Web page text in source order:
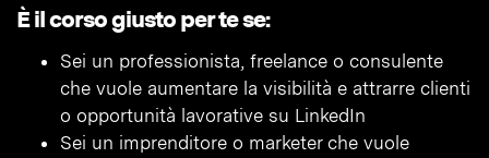
È il corso giusto per te se:
Sei un professionista, freelance o consulente
che vuole aumentare la visibilità e attrarre clienti
o opportunità lavorative su LinkedIn
Sei un imprenditore o marketer che vuole